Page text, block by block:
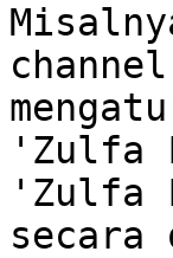
'Zulfa
'Zulfa
secara